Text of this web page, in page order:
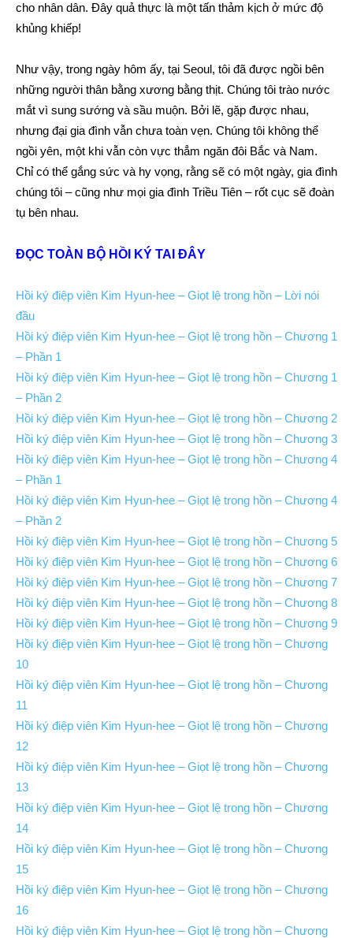
cho nhân dân. Đây quả thực là một tấn thảm kịch ở mức độ
khủng khiếp!
Như vậy, trong ngày hôm ấy, tại Seoul, tôi đã được ngồi bên
những người thân bằng xương bằng thịt. Chúng tôi trào nước
mắt vì sung sướng và sầu muộn. Bởi lẽ, gặp được nhau,
nhưng đại gia đình vẫn chưa toàn vẹn. Chúng tôi không thể
ngồi yên, một khi vẫn còn vực thẳm ngăn đôi Bắc và Nam.
Chỉ có thể gắng sức và hy vọng, rằng sẽ có một ngày, gia đình
chúng tôi – cũng như mọi gia đình Triều Tiên – rốt cục sẽ đoàn
tụ bên nhau.
ĐỌC TOÀN BỘ HỒI KÝ TAI ĐÂY
Hồi ký điệp viên Kim Hyun-hee – Giọt lệ trong hồn – Lời nói
đầu
Hồi ký điệp viên Kim Hyun-hee – Giọt lệ trong hồn – Chương 1
– Phần 1
Hồi ký điệp viên Kim Hyun-hee – Giọt lệ trong hồn – Chương 1
– Phần 2
Hồi ký điệp viên Kim Hyun-hee – Giọt lệ trong hồn – Chương 2
Hồi ký điệp viên Kim Hyun-hee – Giọt lệ trong hồn – Chương 3
Hồi ký điệp viên Kim Hyun-hee – Giọt lệ trong hồn – Chương 4
– Phần 1
Hồi ký điệp viên Kim Hyun-hee – Giọt lệ trong hồn – Chương 4
– Phần 2
Hồi ký điệp viên Kim Hyun-hee – Giọt lệ trong hồn – Chương 5
Hồi ký điệp viên Kim Hyun-hee – Giọt lệ trong hồn – Chương 6
Hồi ký điệp viên Kim Hyun-hee – Giọt lệ trong hồn – Chương 7
Hồi ký điệp viên Kim Hyun-hee – Giọt lệ trong hồn – Chương 8
Hồi ký điệp viên Kim Hyun-hee – Giọt lệ trong hồn – Chương 9
Hồi ký điệp viên Kim Hyun-hee – Giọt lệ trong hồn – Chương
10
Hồi ký điệp viên Kim Hyun-hee – Giọt lệ trong hồn – Chương
11
Hồi ký điệp viên Kim Hyun-hee – Giọt lệ trong hồn – Chương
12
Hồi ký điệp viên Kim Hyun-hee – Giọt lệ trong hồn – Chương
13
Hồi ký điệp viên Kim Hyun-hee – Giọt lệ trong hồn – Chương
14
Hồi ký điệp viên Kim Hyun-hee – Giọt lệ trong hồn – Chương
15
Hồi ký điệp viên Kim Hyun-hee – Giọt lệ trong hồn – Chương
16
Hồi ký điệp viên Kim Hyun-hee – Giọt lệ trong hồn – Chương